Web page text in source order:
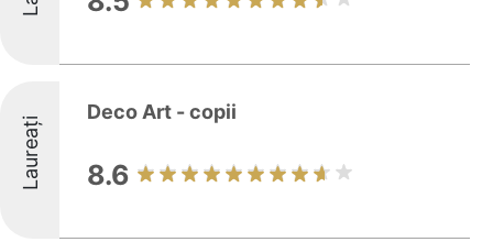
Laureați
Deco Art - copii
8.6